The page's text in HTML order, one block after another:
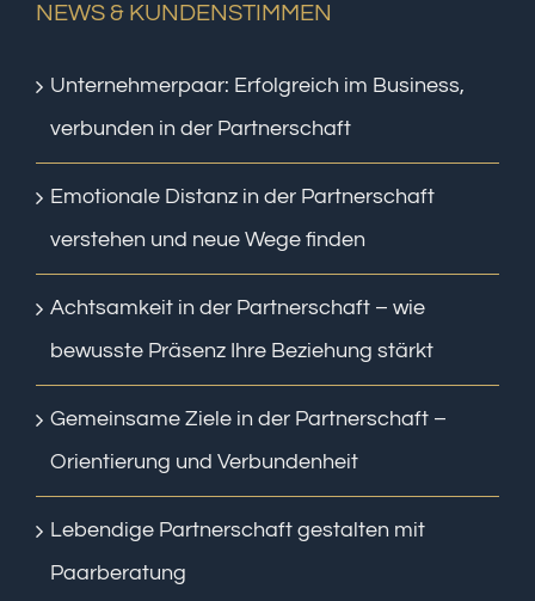
NEWS & KUNDENSTIMMEN
Unternehmerpaar: Erfolgreich im Business,
verbunden in der Partnerschaft
Emotionale Distanz in der Partnerschaft
verstehen und neue Wege finden
Achtsamkeit in der Partnerschaft – wie
bewusste Präsenz Ihre Beziehung stärkt
Gemeinsame Ziele in der Partnerschaft –
Orientierung und Verbundenheit
Lebendige Partnerschaft gestalten mit
Paarberatung